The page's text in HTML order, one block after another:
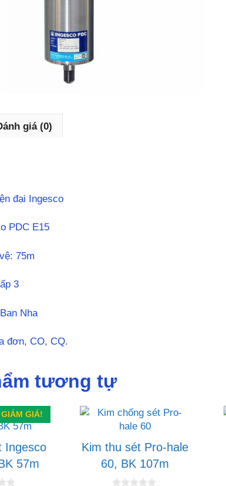
giá (0)
đại Ingesco
PDC E15
75m
3
Nha
đơn, CO, CQ.
tương tự
GIẢM GIÁ!
Ingesco
57m
Kim thu sét Pro-hale
60, BK 107m